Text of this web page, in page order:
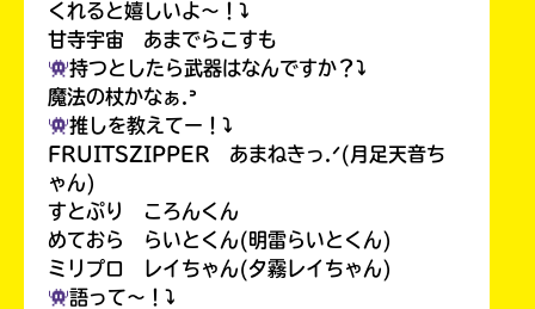
くれると嬉しいよ〜！⤵︎
甘寺宇宙 あまでらこすも
持つとしたら武器はなんですか？⤵︎
魔法の杖かなぁ.ᐣ
推しを教えてー！⤵︎
FRUITSZIPPER あまねきっ.ᐟ(月足天音ち
ゃん)
すとぷり ころんくん
めておら らいとくん(明雷らいとくん)
ミリプロ レイちゃん(夕霧レイちゃん)
語って〜！⤵︎